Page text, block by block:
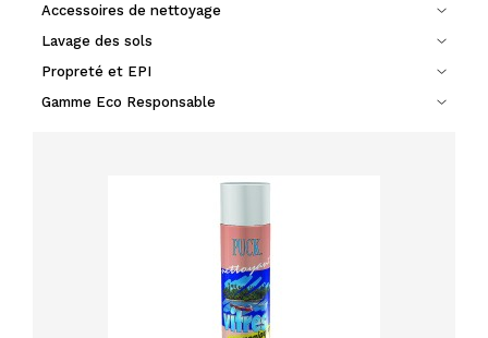
Accessoires de nettoyage
Lavage des sols
Propreté et EPI
Gamme Eco Responsable